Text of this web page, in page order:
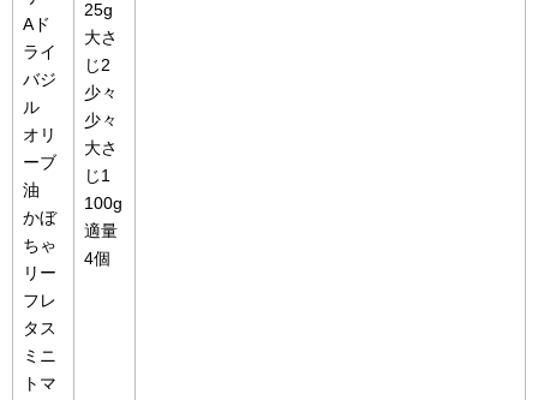
Aド
ライ
バジ
ル
オリ
ーブ
油
かぼ
ちゃ
リー
フレ
タス
ミニ
トマ
25g
大さ
じ2
少々
少々
大さ
じ1
100g
適量
4個